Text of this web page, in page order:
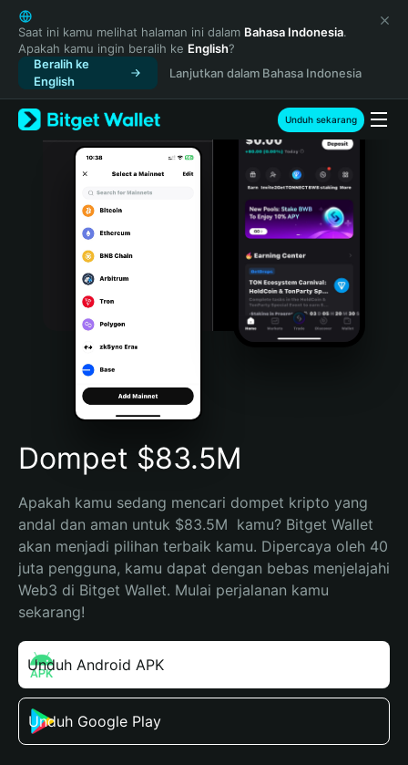
English
日本語
Tiếng Việt
Русский
Español (Latinoamérica)
Türkçe
Italiano
Português (Portugal)
Bahasa Indonesia
Português (Brasil)
Español (Argentina)
Saat ini kamu melihat halaman ini dalam Bahasa Indonesia.
Apakah kamu ingin beralih ke English?
Beralih ke
English
Lanjutkan dalam Bahasa Indonesia
Unduh sekarang
Dompet $83.5M
Apakah kamu sedang mencari dompet kripto yang
andal dan aman untuk $83.5M  kamu? Bitget Wallet
akan menjadi pilihan terbaik kamu. Dipercaya oleh 40
juta pengguna, kamu dapat dengan bebas menjelajahi
Web3 di Bitget Wallet. Mulai perjalanan kamu
sekarang!
Unduh Android APK
Unduh Google Play